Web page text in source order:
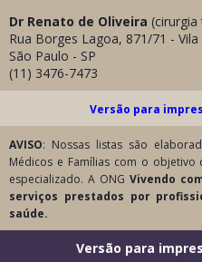
Dr Renato de Oliveira (cirurgia
Rua Borges Lagoa, 871/71 -
São Paulo - SP
(11) 3476-7473
Versão para
AVISO: Nossas listas são
Médicos e Famílias com o
especializado. A ONG Vivendo
serviços prestados por
saúde.
Versão para